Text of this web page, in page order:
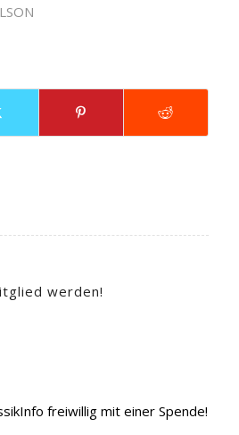
werden!
freiwillig mit einer Spende!